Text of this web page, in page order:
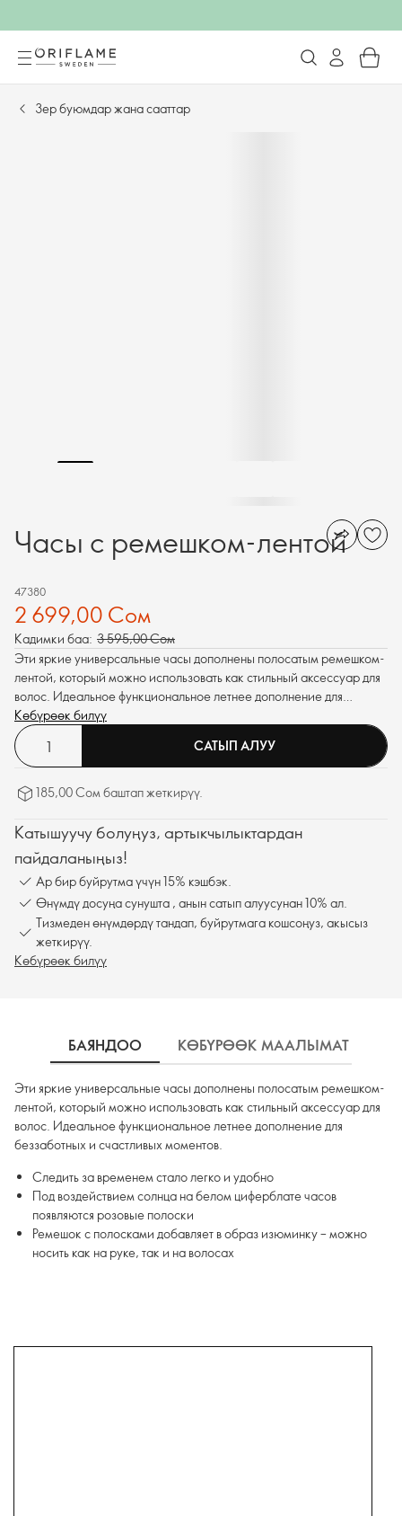
Зер буюмдар жана сааттар
Часы с ремешком-лентой
47380
2 699,00 Сом
Кадимки баа: 3 595,00 Сом
Эти яркие универсальные часы дополнены полосатым ремешком-
лентой, который можно использовать как стильный аксессуар для
волос. Идеальное функциональное летнее дополнение для
беззаботных и счастливых моментов.
Көбүрөөк билүү
САТЫП АЛУУ
185,00 Сом баштап жеткирүү.
Катышуучу болуңуз, артыкчылыктардан
пайдаланыңыз!
Ар бир буйрутма үчүн 15% кэшбэк.
Өнүмдү досуңа сунушта , анын сатып алуусунан 10% ал.
Тизмеден өнүмдөрдү тандап, буйрутмага кошсоңуз, акысыз
жеткирүү.
Көбүрөөк билүү
БАЯНДОО КӨБҮРӨӨК МААЛЫМАТ
Эти яркие универсальные часы дополнены полосатым ремешком-
лентой, который можно использовать как стильный аксессуар для
волос. Идеальное функциональное летнее дополнение для
беззаботных и счастливых моментов.
Следить за временем стало легко и удобно
Под воздействием солнца на белом циферблате часов
появляются розовые полоски
Ремешок с полосками добавляет в образ изюминку – можно
носить как на руке, так и на волосах